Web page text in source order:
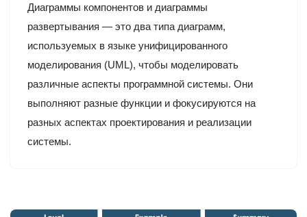
Диаграммы компонентов и диаграммы
развертывания — это два типа диаграмм,
используемых в языке унифицированного
моделирования (UML), чтобы моделировать
различные аспекты программной системы. Они
выполняют разные функции и фокусируются на
разных аспектах проектирования и реализации
системы.